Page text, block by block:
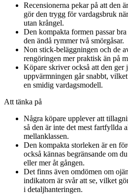
Recensionerna pekar på att den
gör den trygg för vardagsbruk
utan krångel.
Den kompakta formen passar
den ändå rymmer två smörgåsar.
Non stick-beläggningen och de
rengöringen mer praktisk än på
Köpare skriver också att den ger
uppvärmningen går snabbt,
en smidig vardagsmodell.
Att tänka på
Några köpare upplever att
så den är inte det mest fartfyllda
mellanklassen.
Den kompakta storleken är en
också kännas begränsande om
eller mer åt gången.
Det finns även omdömen om
indikatorn är svår att se, vilket
i detaljhanteringen.